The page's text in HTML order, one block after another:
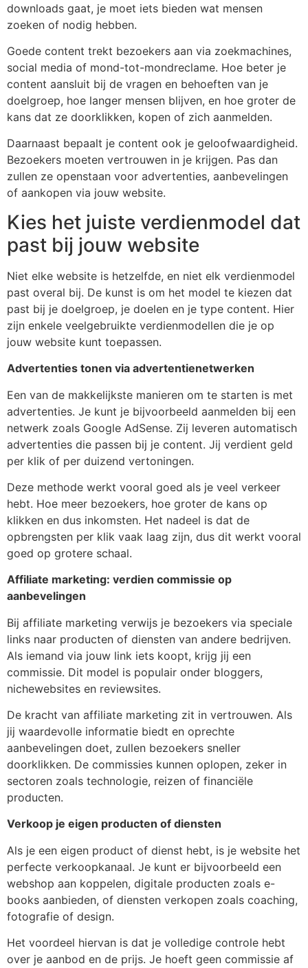
downloads gaat, je moet iets bieden wat mensen
zoeken of nodig hebben.
Goede content trekt bezoekers aan via zoekmachines,
social media of mond-tot-mondreclame. Hoe beter je
content aansluit bij de vragen en behoeften van je
doelgroep, hoe langer mensen blijven, en hoe groter de
kans dat ze doorklikken, kopen of zich aanmelden.
Daarnaast bepaalt je content ook je geloofwaardigheid.
Bezoekers moeten vertrouwen in je krijgen. Pas dan
zullen ze openstaan voor advertenties, aanbevelingen
of aankopen via jouw website.
Kies het juiste verdienmodel dat
past bij jouw website
Niet elke website is hetzelfde, en niet elk verdienmodel
past overal bij. De kunst is om het model te kiezen dat
past bij je doelgroep, je doelen en je type content. Hier
zijn enkele veelgebruikte verdienmodellen die je op
jouw website kunt toepassen.
Advertenties tonen via advertentienetwerken
Een van de makkelijkste manieren om te starten is met
advertenties. Je kunt je bijvoorbeeld aanmelden bij een
netwerk zoals Google AdSense. Zij leveren automatisch
advertenties die passen bij je content. Jij verdient geld
per klik of per duizend vertoningen.
Deze methode werkt vooral goed als je veel verkeer
hebt. Hoe meer bezoekers, hoe groter de kans op
klikken en dus inkomsten. Het nadeel is dat de
opbrengsten per klik vaak laag zijn, dus dit werkt vooral
goed op grotere schaal.
Affiliate marketing: verdien commissie op
aanbevelingen
Bij affiliate marketing verwijs je bezoekers via speciale
links naar producten of diensten van andere bedrijven.
Als iemand via jouw link iets koopt, krijg jij een
commissie. Dit model is populair onder bloggers,
nichewebsites en reviewsites.
De kracht van affiliate marketing zit in vertrouwen. Als
jij waardevolle informatie biedt en oprechte
aanbevelingen doet, zullen bezoekers sneller
doorklikken. De commissies kunnen oplopen, zeker in
sectoren zoals technologie, reizen of financiële
producten.
Verkoop je eigen producten of diensten
Als je een eigen product of dienst hebt, is je website het
perfecte verkoopkanaal. Je kunt er bijvoorbeeld een
webshop aan koppelen, digitale producten zoals e-
books aanbieden, of diensten verkopen zoals coaching,
fotografie of design.
Het voordeel hiervan is dat je volledige controle hebt
over je aanbod en de prijs. Je hoeft geen commissie af